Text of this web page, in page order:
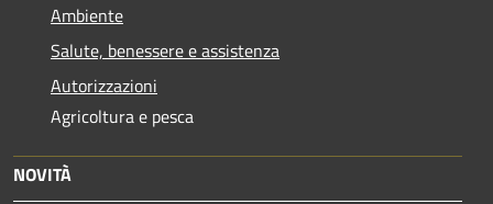
Ambiente
Salute, benessere e assistenza
Autorizzazioni
Agricoltura e pesca
NOVITÀ